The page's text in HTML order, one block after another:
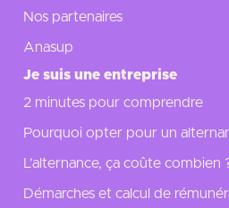
Nos partenaires
Anasup
Je suis une entreprise
2 minutes pour comprendre
Pourquoi opter pour un
L’alternance, ça coûte combien
Démarches et calcul de